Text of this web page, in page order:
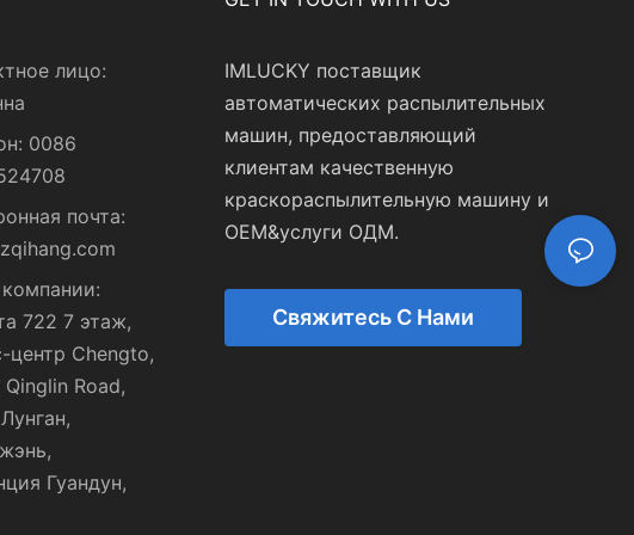
лицо:
0086
почта:
722 7 этаж,
центр Chengto,
Road,
Гуандун,
IMLUCKY поставщик
автоматических распылительных
машин, предоставляющий
клиентам качественную
краскораспылительную машину и
OEM&услуги ОДМ.
Свяжитесь С Нами